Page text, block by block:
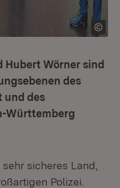
Hubert Wörner sind
des
und des
Württemberg
sicheres Land,
Polizei.